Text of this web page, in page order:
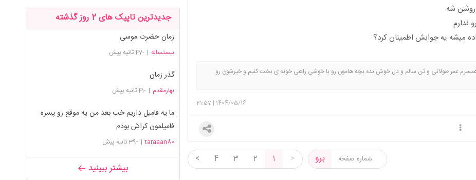
روشن شه
ندارم
میشه یه جوابش اطمینان کرد؟
عمر طولانی و تن سالم و دل خوش بده بچه هامون رو با خوشی راهی خونه ی بخت کنیم و خیرشون رو
1404/05/16
|
21:57
>
1
2
3
4
< برو
جدیدترین تاپیک های 2 روز گذشته
زمان حضرت موسی
بیستساله | -47 ثانیه پیش
گذر زمان
بهارمقدم | -41 ثانیه پیش
ما یه فامیل داریم خب بعد من یه موقع رو پسره
فامیلمون کراش بودم
taraaan80
| -39 ثانیه پیش
بیشتر ببینید